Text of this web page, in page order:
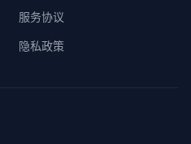
服务协议
隐私政策